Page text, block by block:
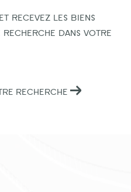
recevez les biens
dans votre
RECHERCHE